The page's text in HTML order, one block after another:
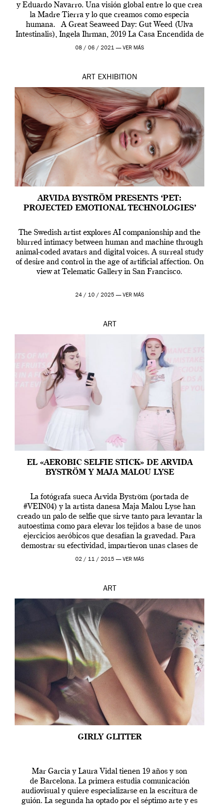
y Eduardo Navarro. Una visión global entre lo que crea
la Madre Tierra y lo que creamos como especia
humana. A Great Seaweed Day: Gut Weed (Ulva
Intestinalis), Ingela Ihrman, 2019 La Casa Encendida de
Madrid y la Wellcome […]
08 / 06 / 2021 — VER MÁS
ART EXHIBITION
ARVIDA BYSTRÖM PRESENTS ‘PET:
PROJECTED EMOTIONAL TECHNOLOGIES’
The Swedish artist explores AI companionship and the
blurred intimacy between human and machine through
animal-coded avatars and digital voices. A surreal study
of desire and control in the age of artificial affection. On
view at Telematic Gallery in San Francisco.
24 / 10 / 2025 — VER MÁS
ART
EL «AEROBIC SELFIE STICK» DE ARVIDA
BYSTRÖM Y MAJA MALOU LYSE
La fotógrafa sueca Arvida Byström (portada de
#VEIN04) y la artista danesa Maja Malou Lyse han
creado un palo de selfie que sirve tanto para levantar la
autoestima como para elevar los tejidos a base de unos
ejercicios aeróbicos que desafían la gravedad. Para
demostrar su efectividad, impartieron unas clases de
prueba en el Tate […]
02 / 11 / 2015 — VER MÁS
ART
GIRLY GLITTER
Mar Garcia y Laura Vidal tienen 19 años y son
de Barcelona. La primera estudia comunicación
audiovisual y quiere especializarse en la escritura de
guión. La segunda ha optado por el séptimo arte y es